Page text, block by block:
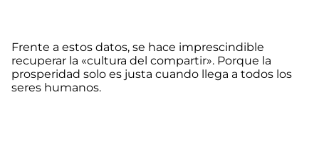
Frente a estos datos, se hace imprescindible
recuperar la «cultura del compartir». Porque la
prosperidad solo es justa cuando llega a todos los
seres humanos.